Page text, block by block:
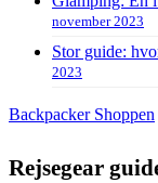
november 2023
Stor guide:
2023
Backpacker Shoppen
Rejsegear